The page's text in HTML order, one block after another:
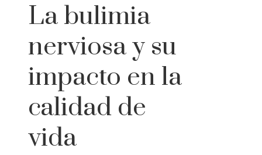
La bulimia
nerviosa y su
impacto en la
calidad de
vida